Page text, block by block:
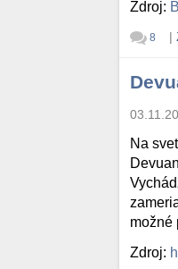
Zdroj:
8 |
Na
možné
Zdroj: